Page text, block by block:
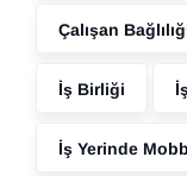
Çalışan
İş Birliği
İş Yerinde